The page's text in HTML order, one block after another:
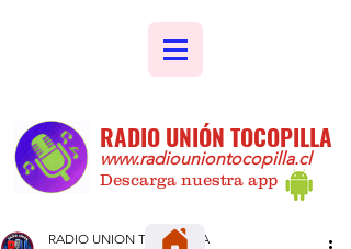
RADIO UNIÓN TOCOPILLA
www.radiouniontocopilla.cl
Descarga nuestra app
RADIO UNION TOCOPILLA